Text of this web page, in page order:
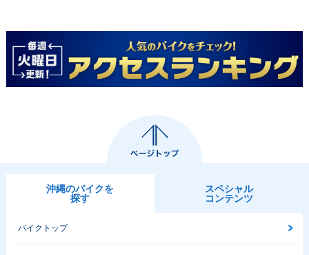
沖縄のバイクを
探す
スペシャル
コンテンツ
バイクトップ